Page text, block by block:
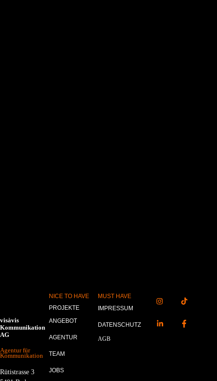
visàvis
Kommunikation
AG
Agentur für
Kommunikation
Rütistrasse 3
NICE TO HAVE
PROJEKTE
ANGEBOT
AGENTUR
TEAM
JOBS
MUST HAVE
IMPRESSUM
DATENSCHUTZ
AGB